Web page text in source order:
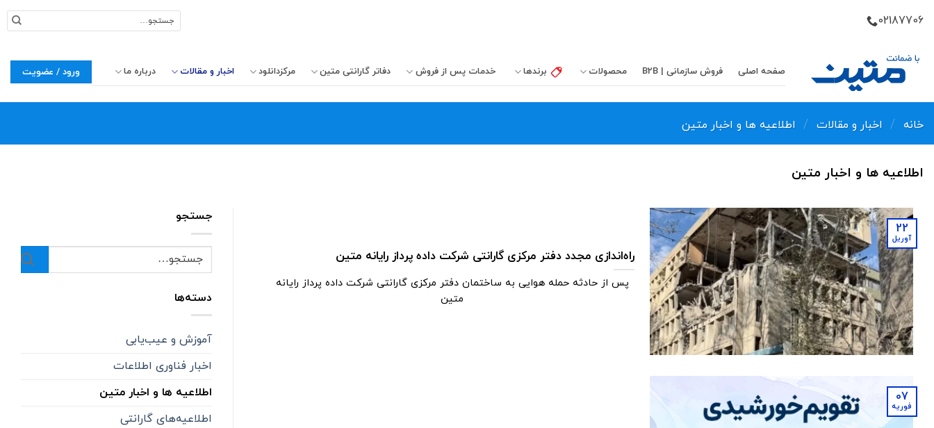
02187706
برای:
صفحه اصلی فروش سازمانی | B2B محصولات برندها خدمات پس از فروش دفاتر‌ گارانتی‌ متین مرکزدانلود اخبار و مقالات درباره ما ورود / عضویت
خانه / اخبار و مقالات / اطلاعیه ها و اخبار متین
اطلاعیه ها و اخبار متین
راه‌اندازی مجدد دفتر مرکزی گارانتی شرکت داده پرداز رایانه متین
پس از حادثه حمله هوایی به ساختمان دفتر مرکزی گارانتی شرکت داده پرداز رایانه
متین
22
آوریل
07
فوریه
جستجو
دسته‌ها
آموزش و عیب‌یابی
اخبار فناوری اطلاعات
اطلاعیه ها و اخبار متین
اطلاعیه‌‌های گارانتی